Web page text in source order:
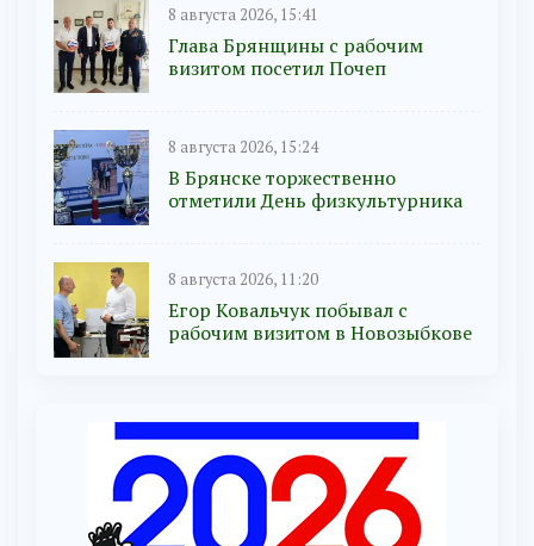
8 августа 2026, 15:41
Глава Брянщины с рабочим
визитом посетил Почеп
8 августа 2026, 15:24
В Брянске торжественно
отметили День физкультурника
8 августа 2026, 11:20
Егор Ковальчук побывал с
рабочим визитом в Новозыбкове